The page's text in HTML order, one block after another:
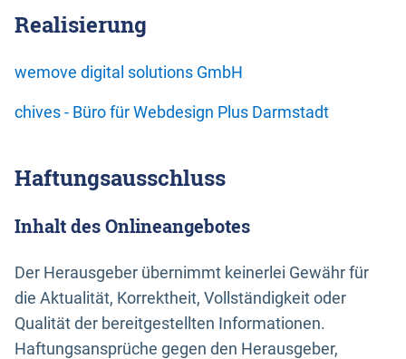
Realisierung
wemove digital solutions GmbH
chives - Büro für Webdesign Plus Darmstadt
Haftungsausschluss
Inhalt des Onlineangebotes
Der Herausgeber übernimmt keinerlei Gewähr für
die Aktualität, Korrektheit, Vollständigkeit oder
Qualität der bereitgestellten Informationen.
Haftungsansprüche gegen den Herausgeber,